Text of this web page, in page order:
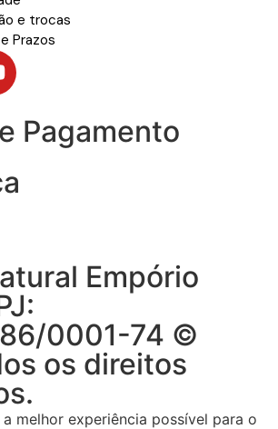
e trocas
Prazos
Pagamento
Empório
0001-74 ©
os direitos
melhor experiência possível para o